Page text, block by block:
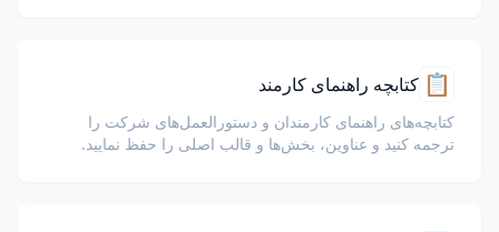
📋 کتابچه راهنمای کارمند
کتابچه‌های راهنمای کارمندان و دستورالعمل‌های شرکت را
ترجمه کنید و عناوین، بخش‌ها و قالب اصلی را حفظ نمایید.